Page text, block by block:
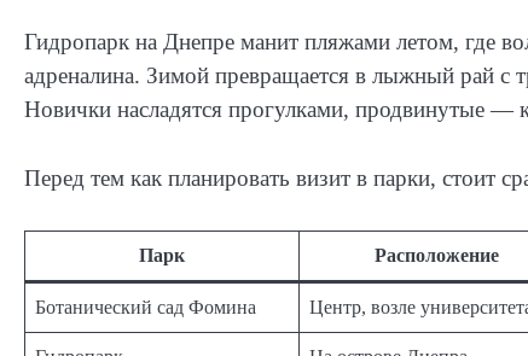
Гидропарк на Днепре манит пляжами летом, где
адреналина. Зимой превращается в лыжный рай с
Новички насладятся прогулками, продвинутые —
Перед тем как планировать визит в парки, стоит
Парк Расположение
Ботанический сад Фомина Центр, возле